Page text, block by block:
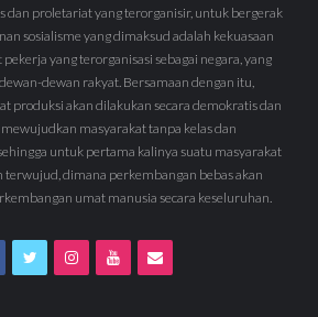
dan proletariat yang terorganisir, untuk bergerak
sosialisme yang dimaksud adalah kekuasaan
yang terorganisasi sebagai negara, yang
dewan rakyat. Bersamaan dengan itu,
produksi akan dilakukan secara demokratis dan
masyarakat tanpa kelas dan
untuk pertama kalinya suatu masyarakat
terwujud, dimana perkembangan bebas akan
umat manusia secara keseluruhan.